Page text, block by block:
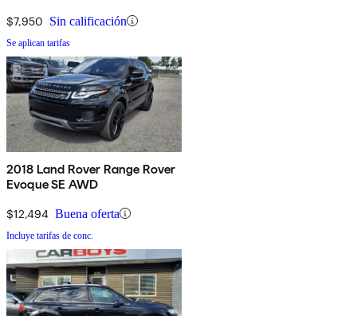
$7,950 Sin calificación
Se aplican tarifas
2018 Land Rover Range Rover
Evoque SE AWD
$12,494 Buena oferta
Incluye tarifas de conc.